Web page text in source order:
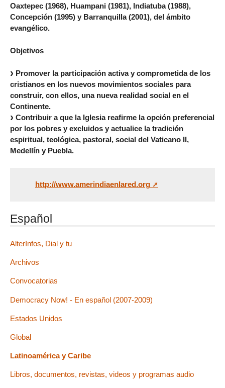
Oaxtepec (1968), Huampani (1981), Indiatuba (1988),
Concepción (1995) y Barranquilla (2001), del ámbito
evangélico.
Objetivos
Promover la participación activa y comprometida de los
cristianos en los nuevos movimientos sociales para
construir, con ellos, una nueva realidad social en el
Continente.
Contribuir a que la Iglesia reafirme la opción preferencial
por los pobres y excluidos y actualice la tradición
espiritual, teológica, pastoral, social del Vaticano II,
Medellín y Puebla.
http://www.amerindiaenlared.org
Español
AlterInfos, Dial y tu
Archivos
Convocatorias
Democracy Now! - En español (2007-2009)
Estados Unidos
Global
Latinoamérica y Caribe
Libros, documentos, revistas, videos y programas audio